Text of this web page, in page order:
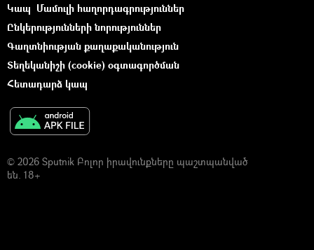
Կապ Մամուլի հաղորդագրություններ
Ընկերությունների նորություններ
Գաղտնիության քաղաքականություն
Տեղեկանիշի (cookie) օգտագործման
Հետադարձ կապ
© 2026 Sputnik Բոլոր իրավունքները պաշտպանված
են. 18+